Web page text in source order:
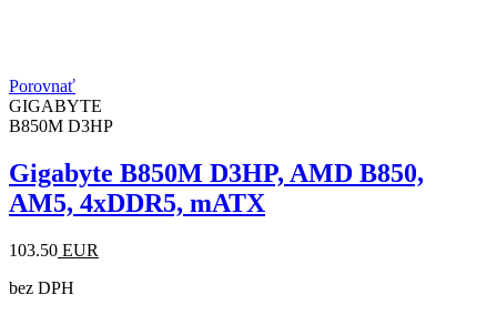
Porovnať
GIGABYTE
B850M D3HP
Gigabyte B850M D3HP, AMD B850,
AM5, 4xDDR5, mATX
103.50 EUR
bez DPH